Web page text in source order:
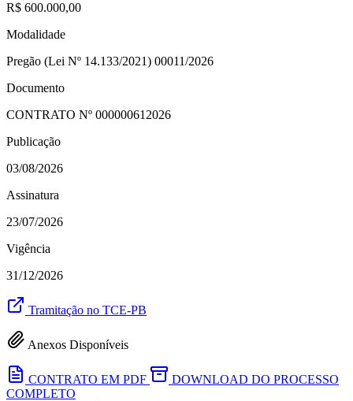
R$ 600.000,00
Modalidade
Pregão (Lei Nº 14.133/2021) 00011/2026
Documento
CONTRATO Nº 000000612026
Publicação
03/08/2026
Assinatura
23/07/2026
Vigência
31/12/2026
Tramitação no TCE-PB
Anexos Disponíveis
CONTRATO EM PDF
DOWNLOAD DO PROCESSO
COMPLETO